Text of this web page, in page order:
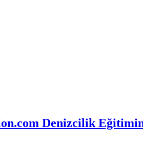
Denizcilik